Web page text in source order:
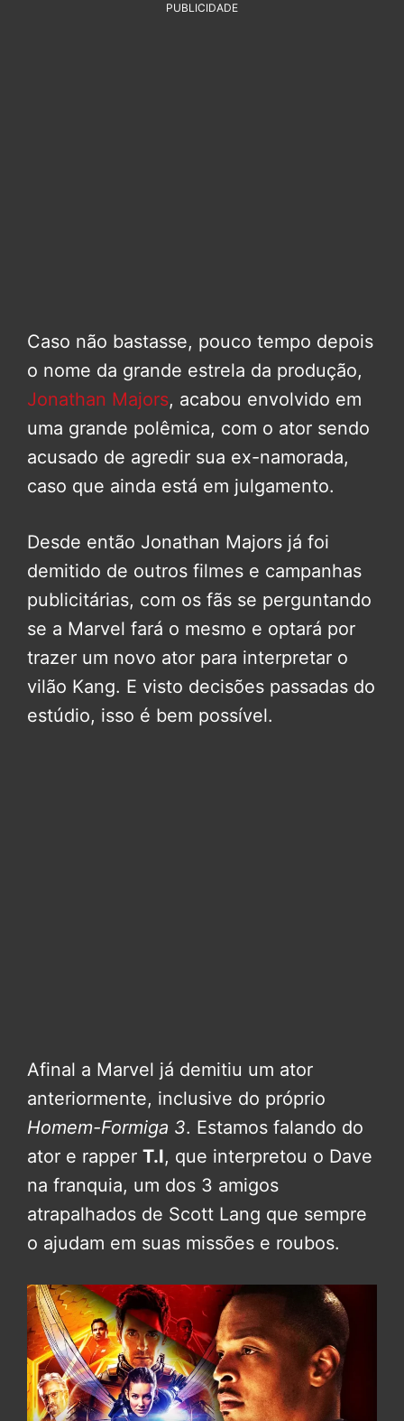
PUBLICIDADE
Caso não bastasse, pouco tempo depois
o nome da grande estrela da produção,
Jonathan Majors, acabou envolvido em
uma grande polêmica, com o ator sendo
acusado de agredir sua ex-namorada,
caso que ainda está em julgamento.
Desde então Jonathan Majors já foi
demitido de outros filmes e campanhas
publicitárias, com os fãs se perguntando
se a Marvel fará o mesmo e optará por
trazer um novo ator para interpretar o
vilão Kang. E visto decisões passadas do
estúdio, isso é bem possível.
Afinal a Marvel já demitiu um ator
anteriormente, inclusive do próprio
Homem-Formiga 3. Estamos falando do
ator e rapper T.I, que interpretou o Dave
na franquia, um dos 3 amigos
atrapalhados de Scott Lang que sempre
o ajudam em suas missões e roubos.